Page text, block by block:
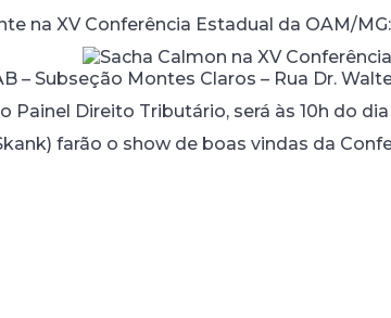
na XV Conferência Estadual da OAM/
– Subseção Montes Claros – Rua Dr.
Direito Tributário, será às 10h do dia
farão o show de boas vindas da